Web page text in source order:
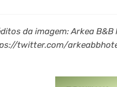
da imagem: Arkea
twitter.com/